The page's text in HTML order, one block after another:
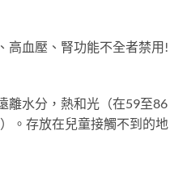
血壓、腎功能不全者禁用!
水分，熱和光（在59至86
。存放在兒童接觸不到的地